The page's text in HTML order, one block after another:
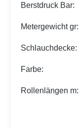
Berstdruck Bar:
Metergewicht gr:
Schlauchdecke:
Farbe:
Rollenlängen m: